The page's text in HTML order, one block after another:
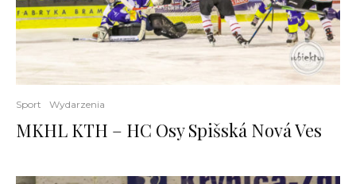
Sport Wydarzenia
MKHL KTH – HC Osy Spišská Nová Ves